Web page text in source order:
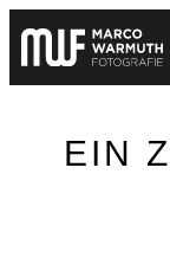
Zum
Inhalt
springen
EIN